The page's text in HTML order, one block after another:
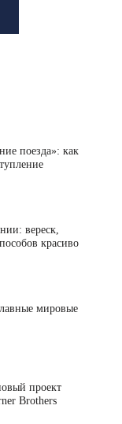
поезда»: как
вереск,
красиво
мировые
проект
Brothers